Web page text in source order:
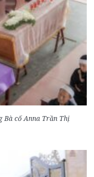
Bà cố Anna Trần Thị